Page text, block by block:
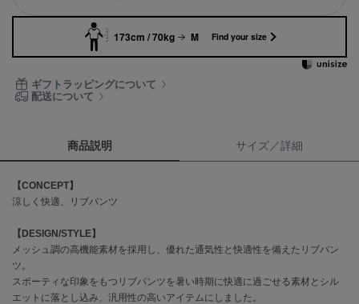
ビヨンドクローゼット
Calvin Klein
カルバン・クライン
セロン
コードエー
173cm / 70kg M Find your size
ギフトラッピングについて
配送について
商品説明 サイズ／詳細
【CONCEPT】
涼しく快適、リブパンツ
【DESIGN/STYLE】
メッシュ調の高機能素材を採用し、優れた通気性と快適性を備えたリブパン
ツ。
スポーティな印象をもつリブパンツを暑い時期に快適に過ごせる素材とシル
エットに落とし込み、汎用性の高いアイテムにしました。